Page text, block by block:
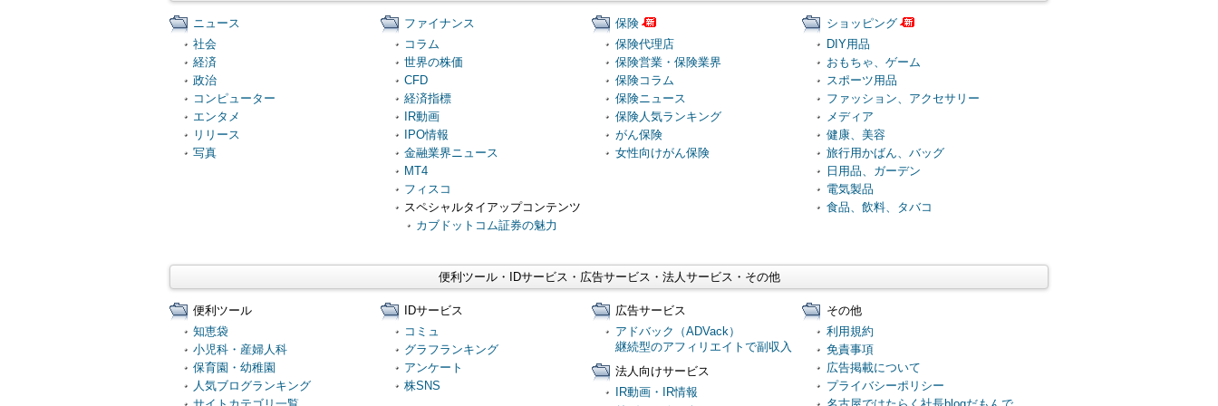
ニュース
社会
経済
政治
コンピューター
エンタメ
リリース
写真
ファイナンス
コラム
世界の株価
CFD
経済指標
IR動画
IPO情報
金融業界ニュース
MT4
フィスコ
スペシャルタイアップコンテンツ
カブドットコム証券の魅力
保険
保険代理店
保険営業・保険業界
保険コラム
保険ニュース
保険人気ランキング
がん保険
女性向けがん保険
ショッピング
DIY用品
おもちゃ、ゲーム
スポーツ用品
ファッション、アクセサリー
メディア
健康、美容
旅行用かばん、バッグ
日用品、ガーデン
電気製品
食品、飲料、タバコ
便利ツール・IDサービス・広告サービス・法人サービス・その他
便利ツール
知恵袋
小児科・産婦人科
保育園・幼稚園
人気ブログランキング
IDサービス
コミュ
グラフランキング
アンケート
株SNS
広告サービス
アドバック（ADVack）
継続型のアフィリエイトで副収入
法人向けサービス
IR動画・IR情報
その他
利用規約
免責事項
広告掲載について
プライバシーポリシー